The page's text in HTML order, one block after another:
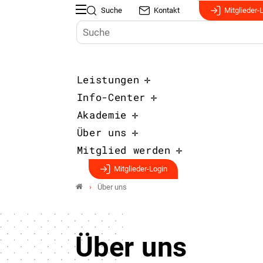
Suche Kontakt Mitglieder-
Leistungen
Info-Center
Akademie
Über uns
Mitglied werden
Mitglieder-Login
Über uns
Über uns